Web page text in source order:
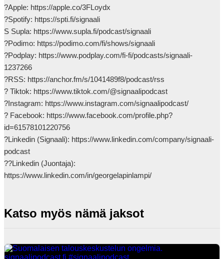
?Apple: https://apple.co/3FLoydx
?Spotify: https://spti.fi/signaali
S Supla: https://www.supla.fi/podcast/signaali
?Podimo: https://podimo.com/fi/shows/signaali
?Podplay: https://www.podplay.com/fi-fi/podcasts/signaali-
1237266
?RSS: https://anchor.fm/s/1041489f8/podcast/rss
? Tiktok: https://www.tiktok.com/@signaalipodcast
?Instagram: https://www.instagram.com/signaalipodcast/
? Facebook: https://www.facebook.com/profile.php?
id=61578101220756
?Linkedin (Signaali): https://www.linkedin.com/company/signaali-
podcast
??Linkedin (Juontaja):
https://www.linkedin.com/in/georgelapinlampi/
Katso myös nämä jaksot